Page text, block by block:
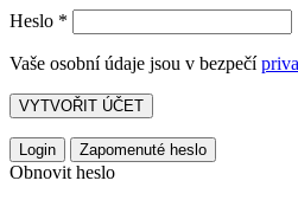
Heslo *
Vaše osobní údaje jsou v bezpečí
VYTVOŘIT ÚČET
Login Zapomenuté heslo
Obnovit heslo